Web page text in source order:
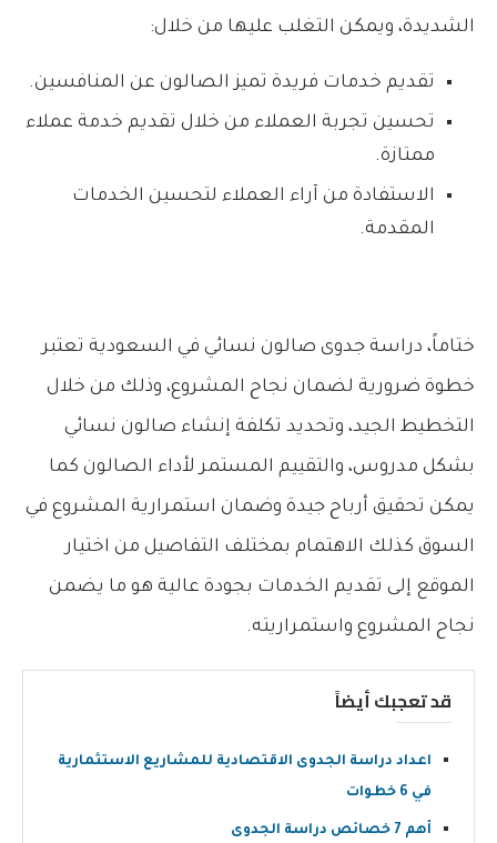
الشديدة، ويمكن التغلب عليها من خلال:
تقديم خدمات فريدة تميز الصالون عن المنافسين.
تحسين تجربة العملاء من خلال تقديم خدمة عملاء
ممتازة.
الاستفادة من آراء العملاء لتحسين الخدمات
المقدمة.
ختاماً، دراسة جدوى صالون نسائي في السعودية تعتبر
خطوة ضرورية لضمان نجاح المشروع، وذلك من خلال
التخطيط الجيد، وتحديد تكلفة إنشاء صالون نسائي
بشكل مدروس، والتقييم المستمر لأداء الصالون كما
يمكن تحقيق أرباح جيدة وضمان استمرارية المشروع في
السوق كذلك الاهتمام بمختلف التفاصيل من اختيار
الموقع إلى تقديم الخدمات بجودة عالية هو ما يضمن
نجاح المشروع واستمراريته.
قد تعجبك أيضاً
اعداد دراسة الجدوى الاقتصادية للمشاريع الاستثمارية
في 6 خطوات
أهم 7 خصائص دراسة الجدوى